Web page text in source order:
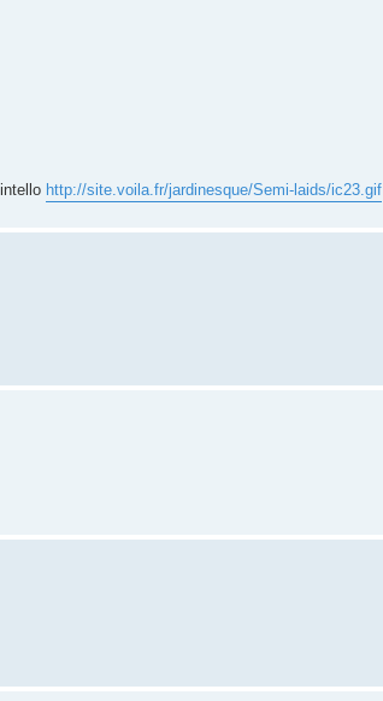
http://site.voila.fr/jardinesque/Semi-laids/ic23.gif